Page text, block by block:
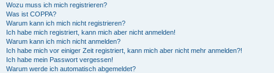
Wozu muss ich mich registrieren?
Was ist COPPA?
Warum kann ich mich nicht registrieren?
Ich habe mich registriert, kann mich aber nicht anmelden!
Warum kann ich mich nicht anmelden?
Ich habe mich vor einiger Zeit registriert, kann mich aber nicht mehr anmelden?!
Ich habe mein Passwort vergessen!
Warum werde ich automatisch abgemeldet?